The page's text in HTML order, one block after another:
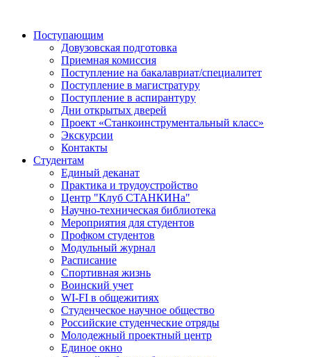
Поступающим
Довузовская подготовка
Приемная комиссия
Поступление на бакалавриат/специалитет
Поступление в магистратуру
Поступление в аспирантуру
Дни открытых дверей
Проект «Станкоинструментальный класс»
Экскурсии
Контакты
Студентам
Единый деканат
Практика и трудоустройство
Центр "Клуб СТАНКИНа"
Научно-техническая библиотека
Мероприятия для студентов
Профком студентов
Модульный журнал
Расписание
Спортивная жизнь
Воинский учет
WI-FI в общежитиях
Студенческое научное общество
Российские студенческие отряды
Молодежный проектный центр
Единое окно